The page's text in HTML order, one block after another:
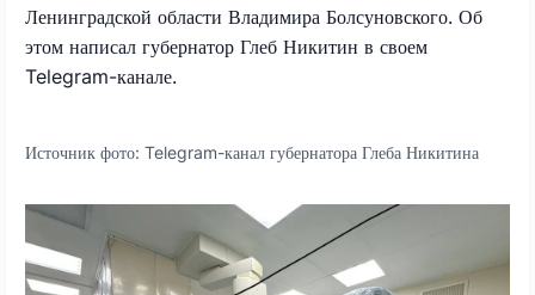
Ленинградской области Владимира Болсуновского. Об
этом написал губернатор Глеб Никитин в своем
Telegram-канале.
Источник фото: Telegram-канал губернатора Глеба Никитина